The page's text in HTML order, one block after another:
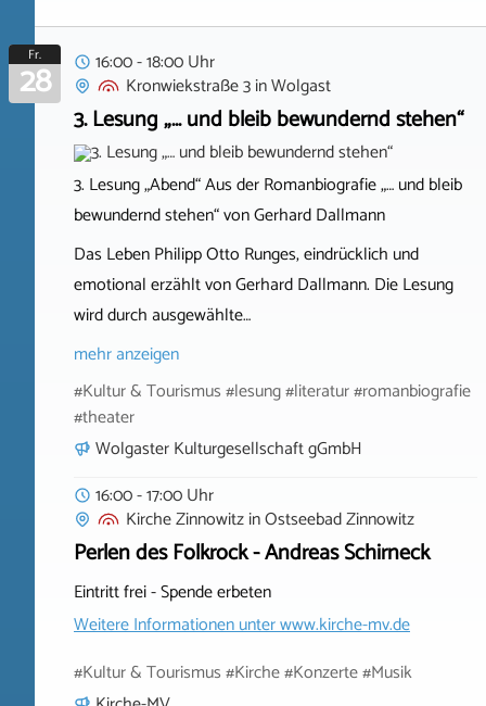
Fr.
28
16:00 - 18:00 Uhr
Kronwiekstraße 3inWolgast
3. Lesung „… und bleib bewundernd stehen“
3. Lesung „Abend“ Aus der Romanbiografie „… und bleib
bewundernd stehen“ von Gerhard Dallmann
Das Leben Philipp Otto Runges, eindrücklich und
emotional erzählt von Gerhard Dallmann. Die Lesung
wird durch ausgewählte…
mehr anzeigen
#Kultur & Tourismus #lesung #literatur #romanbiografie
#theater
Wolgaster Kulturgesellschaft gGmbH
16:00 - 17:00 Uhr
Kirche ZinnowitzinOstseebad Zinnowitz
Perlen des Folkrock - Andreas Schirneck
Eintritt frei - Spende erbeten
Weitere Informationen unterwww.kirche-mv.de
#Kultur & Tourismus #Kirche #Konzerte #Musik